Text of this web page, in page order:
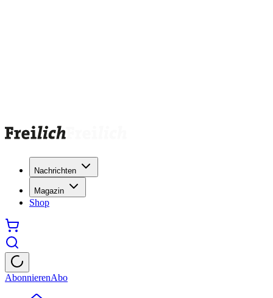
Nachrichten
Magazin
Shop
AbonnierenAbo